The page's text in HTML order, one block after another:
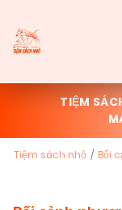
TIỆM
Tiệm sách nhỏ Bối